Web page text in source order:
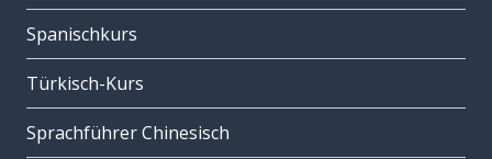
Spanischkurs
Türkisch-Kurs
Sprachführer Chinesisch